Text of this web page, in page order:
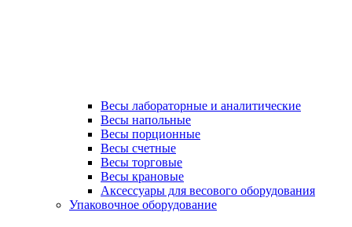
Весы лабораторные и аналитические
Весы напольные
Весы порционные
Весы счетные
Весы торговые
Весы крановые
Аксессуары для весового оборудования
Упаковочное оборудование